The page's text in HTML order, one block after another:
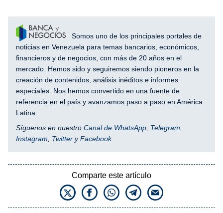
Somos uno de los principales portales de
noticias en Venezuela para temas bancarios, económicos,
financieros y de negocios, con más de 20 años en el
mercado. Hemos sido y seguiremos siendo pioneros en la
creación de contenidos, análisis inéditos e informes
especiales. Nos hemos convertido en una fuente de
referencia en el país y avanzamos paso a paso en América
Latina.
Síguenos en nuestro Canal de WhatsApp Telegram
Instagram
Twitter yFacebook
Comparte este artículo